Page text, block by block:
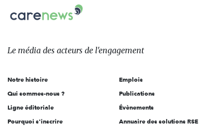
sur:
Carenews,
Le
des
l'engagement
Le média des acteurs de l'engagement
Notre histoire
Qui sommes-nous ?
Ligne éditoriale
Pourquoi s'inscrire
Emplois
Publications
Évènements
Annuaire des solutions RSE